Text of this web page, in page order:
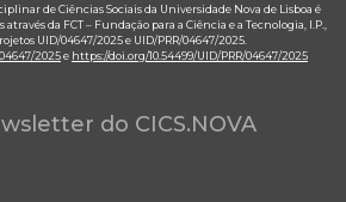
de Ciências Sociais da Universidade Nova de Lisboa é
da FCT – Fundação para a Ciência e a Tecnologia, I.P.,
UID/04647/2025 e UID/PRR/04647/2025.
2025e https://doi.org/10.54499/UID/PRR/04647/2025
do CICS.NOVA